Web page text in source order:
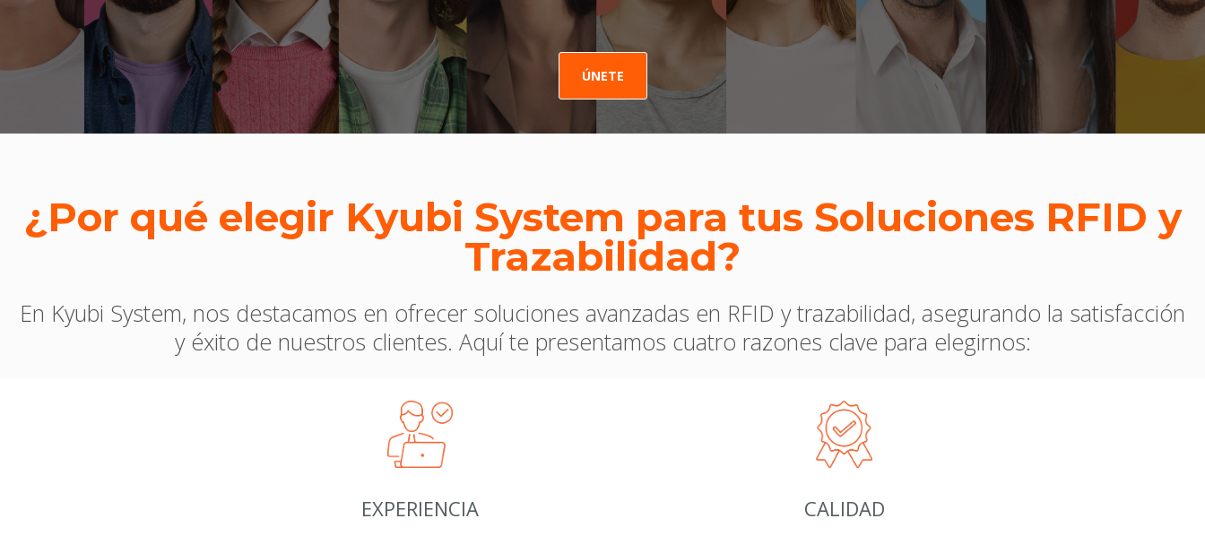
ÚNETE
¿Por qué elegir Kyubi System para tus Soluciones RFID y
Trazabilidad?
En Kyubi System, nos destacamos en ofrecer soluciones avanzadas en RFID y trazabilidad, asegurando la satisfacción
y éxito de nuestros clientes. Aquí te presentamos cuatro razones clave para elegirnos:
EXPERIENCIA CALIDAD